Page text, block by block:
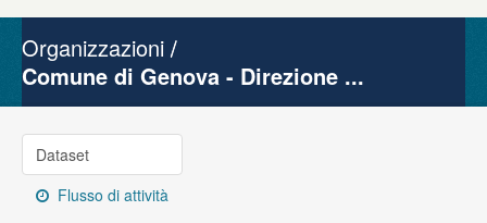
Gruppi
Organizzazioni
Comune di Genova - Direzione ...
Dataset
Flusso di attività